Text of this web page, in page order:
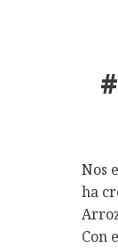
Nos
ha
Con